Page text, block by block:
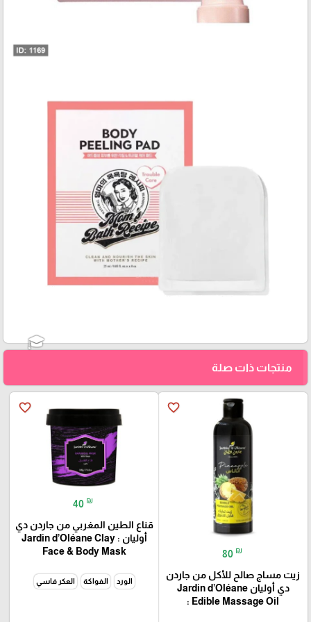
منتجات ذات صلة
favorite_border
80 ₪
زيت مساج صالح للأكل من جاردن
دي أوليان Jardin d’Oléane
Edible Massage Oil :
favorite_border
40 ₪
قناع الطين المغربي من جاردن دي
أوليان : Jardin d’Oléane Clay
Face & Body Mask
الورد الفواكة العكر فاسي